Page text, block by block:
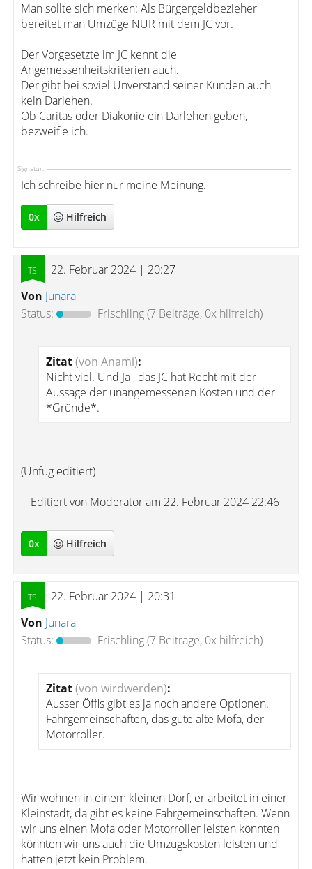
Man sollte sich merken: Als Bürgergeldbezieher
bereitet man Umzüge NUR mit dem JC vor.
Der Vorgesetzte im JC kennt die
Angemessenheitskriterien auch.
Der gibt bei soviel Unverstand seiner Kunden auch
kein Darlehen.
Ob Caritas oder Diakonie ein Darlehen geben,
bezweifle ich.
Signatur:
Ich schreibe hier nur meine Meinung.
0x Hilfreich
22. Februar 2024 | 20:27
Von Junara
Status:
Frischling(7 Beiträge, 0x hilfreich)
Zitat(von Anami):
Nicht viel. Und Ja , das JC hat Recht mit der
Aussage der unangemessenen Kosten und der
*Gründe*.
(Unfug editiert)
-- Editiert von Moderator am 22. Februar 2024 22:46
0x Hilfreich
22. Februar 2024 | 20:31
Von Junara
Status:
Frischling(7 Beiträge, 0x hilfreich)
Zitat(von wirdwerden):
Ausser Öffis gibt es ja noch andere Optionen.
Fahrgemeinschaften, das gute alte Mofa, der
Motorroller.
Wir wohnen in einem kleinen Dorf, er arbeitet in einer
Kleinstadt, da gibt es keine Fahrgemeinschaften. Wenn
wir uns einen Mofa oder Motorroller leisten könnten
könnten wir uns auch die Umzugskosten leisten und
hätten jetzt kein Problem.